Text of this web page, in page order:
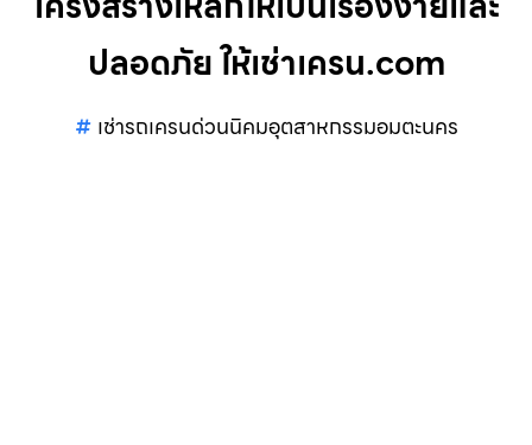
ปลอดภัย ให้เช่าเครน.com
เช่ารถเครนด่วนนิคมอุตสาหกรรมอมตะนคร